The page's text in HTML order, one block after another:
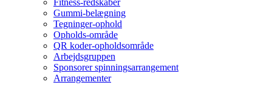
Fitness-redskaber
Gummi-belægning
Tegninger-ophold
Opholds-område
QR koder-opholdsområde
Arbejdsgruppen
Sponsorer spinningsarrangement
Arrangementer